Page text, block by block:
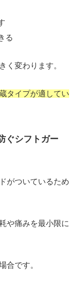
る
く変わります。
タイプが適してい
ぐシフトガー
がついているため
や痛みを最小限に
合です。